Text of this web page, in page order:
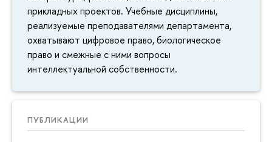
прикладных проектов. Учебные дисциплины,
реализуемые преподавателями департамента,
охватывают цифровое право, биологическое
право и смежные с ними вопросы
интеллектуальной собственности.
ПУБЛИКАЦИИ